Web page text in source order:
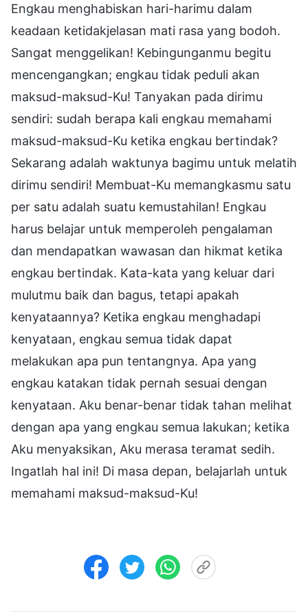
Engkau menghabiskan hari-harimu dalam
keadaan ketidakjelasan mati rasa yang bodoh.
Sangat menggelikan! Kebingunganmu begitu
mencengangkan; engkau tidak peduli akan
maksud-maksud-Ku! Tanyakan pada dirimu
sendiri: sudah berapa kali engkau memahami
maksud-maksud-Ku ketika engkau bertindak?
Sekarang adalah waktunya bagimu untuk melatih
dirimu sendiri! Membuat-Ku memangkasmu satu
per satu adalah suatu kemustahilan! Engkau
harus belajar untuk memperoleh pengalaman
dan mendapatkan wawasan dan hikmat ketika
engkau bertindak. Kata-kata yang keluar dari
mulutmu baik dan bagus, tetapi apakah
kenyataannya? Ketika engkau menghadapi
kenyataan, engkau semua tidak dapat
melakukan apa pun tentangnya. Apa yang
engkau katakan tidak pernah sesuai dengan
kenyataan. Aku benar-benar tidak tahan melihat
dengan apa yang engkau semua lakukan; ketika
Aku menyaksikan, Aku merasa teramat sedih.
Ingatlah hal ini! Di masa depan, belajarlah untuk
memahami maksud-maksud-Ku!